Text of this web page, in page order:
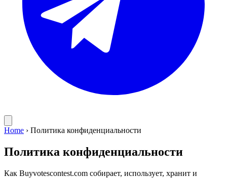
Home › Политика конфиденциальности
Политика конфиденциальности
Как Buyvotescontest.com собирает, использует, хранит и